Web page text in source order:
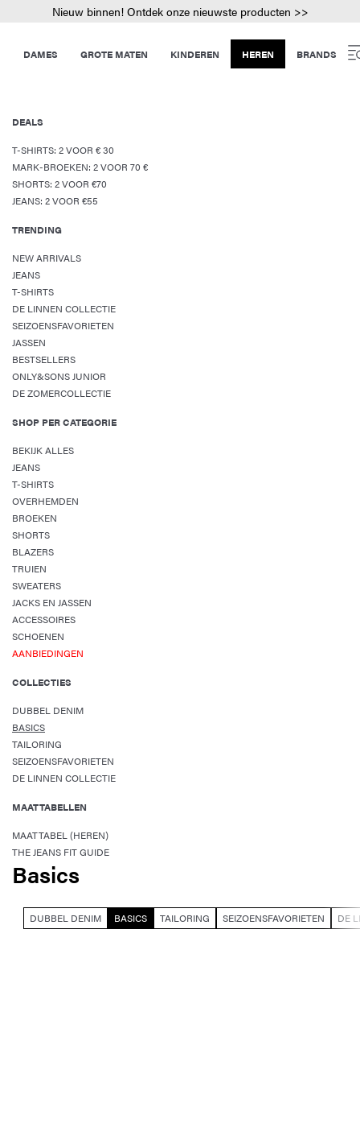
Nieuw binnen! Ontdek onze nieuwste producten >>
DAMES GROTE MATEN KINDEREN HEREN BRANDS
DEALS
T-SHIRTS: 2 VOOR € 30
MARK-BROEKEN: 2 VOOR 70 €
SHORTS: 2 VOOR €70
JEANS: 2 VOOR €55
TRENDING
NEW ARRIVALS
JEANS
T-SHIRTS
DE LINNEN COLLECTIE
SEIZOENSFAVORIETEN
JASSEN
BESTSELLERS
ONLY&SONS JUNIOR
DE ZOMERCOLLECTIE
SHOP PER CATEGORIE
BEKIJK ALLES
JEANS
T-SHIRTS
OVERHEMDEN
BROEKEN
SHORTS
BLAZERS
TRUIEN
SWEATERS
JACKS EN JASSEN
ACCESSOIRES
SCHOENEN
AANBIEDINGEN
COLLECTIES
DUBBEL DENIM
BASICS
TAILORING
SEIZOENSFAVORIETEN
DE LINNEN COLLECTIE
MAATTABELLEN
MAATTABEL (HEREN)
THE JEANS FIT GUIDE
Basics
DUBBEL DENIM BASICS TAILORING SEIZOENSFAVORIETEN DE